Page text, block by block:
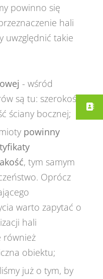
powinno się
hali
uwzględnić takie
- wśród
są tu: szerokość,
ściany bocznej;
powinny
, tym samym
Oprócz
warto zapytać o
hali
również
obiektu;
już o tym, by